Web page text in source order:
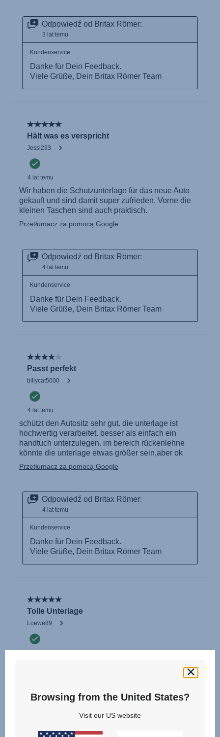
Browsing from the United States?
Visit our US website